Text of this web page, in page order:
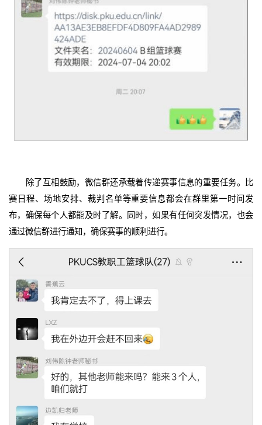
除了互相鼓励，微信群还承载着传递赛事信息的重要任务。比
赛日程、场地安排、裁判名单等重要信息都会在群里第一时间发
布，确保每个人都能及时了解。同时，如果有任何突发情况，也会
通过微信群进行通知，确保赛事的顺利进行。